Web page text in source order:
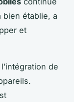
bien établie, a
et
de